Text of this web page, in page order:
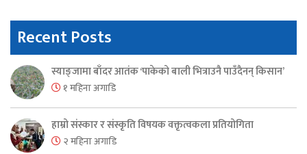
Recent Posts
स्याङ्जामा बाँदर आतंक ‘पाकेको बाली भित्राउनै पाउँदैनन् किसान’
१ महिना अगाडि
हाम्रो संस्कार र संस्कृति विषयक वक्तृत्वकला प्रतियोगिता
२ महिना अगाडि